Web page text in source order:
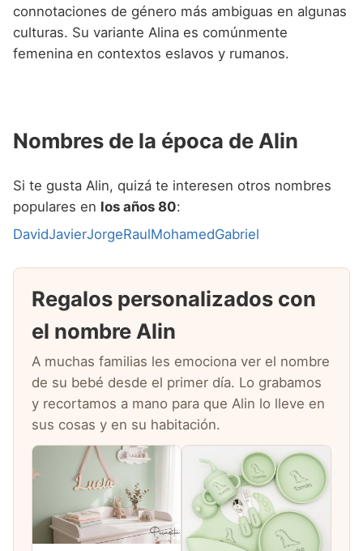
connotaciones de género más ambiguas en algunas
culturas. Su variante Alina es comúnmente
femenina en contextos eslavos y rumanos.
Nombres de la época de Alin
Si te gusta Alin, quizá te interesen otros nombres
populares en los años 80:
DavidJavierJorgeRaulMohamedGabriel
Regalos personalizados con
el nombre Alin
A muchas familias les emociona ver el nombre
de su bebé desde el primer día. Lo grabamos
y recortamos a mano para que Alin lo lleve en
sus cosas y en su habitación.